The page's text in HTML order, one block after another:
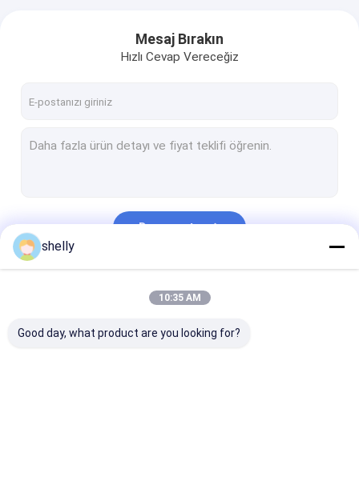
Kişiselleştirilmiş Kağıt Torbalar
Kağıt Çanta Kolu
Kahve fincanı koltuğu
Mesaj Bırakın
Hızlı Cevap Vereceğiz
Devam et
shelly
10:35 AM
Good day, what product are you looking for?